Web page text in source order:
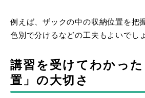
例えば、ザックの中の収納位置を把
色別で分けるなどの工夫もよいでし
講習を受けてわかっ
置」の大切さ